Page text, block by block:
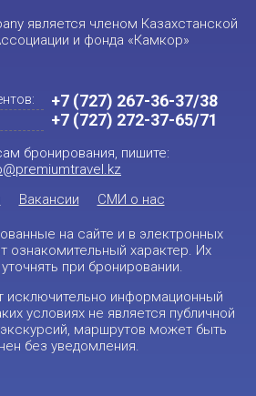
является членом Казахстанской
и фонда «Камкор»
+7 (727) 267-36-37/38
+7 (727) 272-37-65/71
бронирования, пишите:
Вакансии СМИ о нас
на сайте и в электронных
ознакомительный характер. Их
при бронировании.
исключительно информационный
условиях не является публичной
маршрутов может быть
без уведомления.